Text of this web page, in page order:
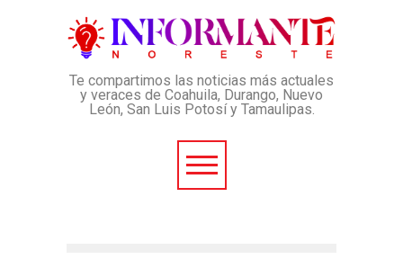
Te compartimos las noticias más actuales
y veraces de Coahuila, Durango, Nuevo
León, San Luis Potosí y Tamaulipas.